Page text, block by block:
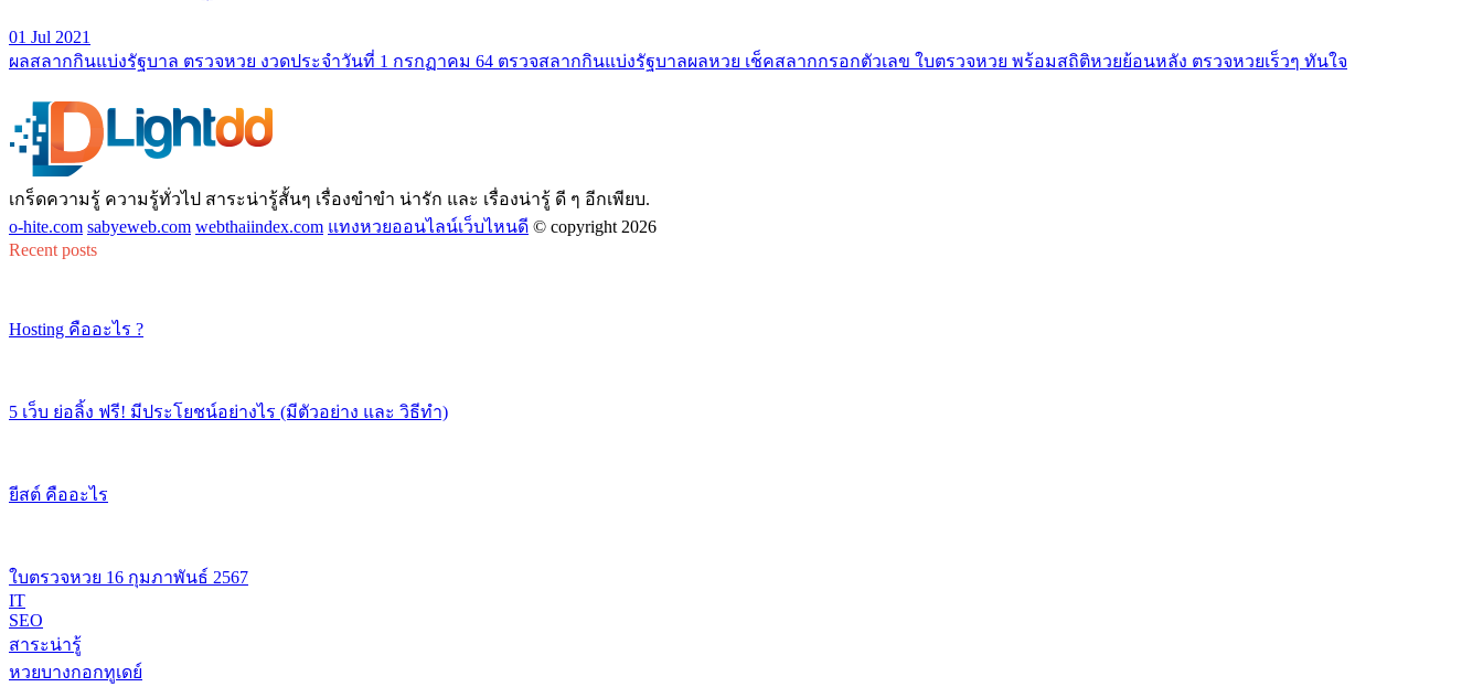
01 Jul 2021
ผลสลากกินแบ่งรัฐบาล ตรวจหวย งวดประจำวันที่ 1 กรกฏาคม 64 ตรวจสลากกินแบ่งรัฐบาลผลหวย เช็คสลากกรอกตัวเลข ใบตรวจหวย พร้อมสถิติหวยย้อนหลัง ตรวจหวยเร็วๆ ทันใจ
เกร็ดความรู้ ความรู้ทั่วไป สาระน่ารู้สั้นๆ เรื่องขำขำ น่ารัก และ เรื่องน่ารู้ ดี ๆ อีกเพียบ.
o-hite.com sabyeweb.com webthaiindex.com แทงหวยออนไลน์เว็บไหนดี © copyright 2026
Recent posts
Hosting คืออะไร ?
5 เว็บ ย่อลิ้ง ฟรี! มีประโยชน์อย่างไร (มีตัวอย่าง และ วิธีทำ)
ยีสต์ คืออะไร
ใบตรวจหวย 16 กุมภาพันธ์ 2567
IT
SEO
สาระน่ารู้
หวยบางกอกทูเดย์